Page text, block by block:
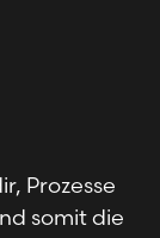
Prozesse
somit die